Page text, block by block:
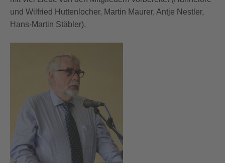
und Wilfried Huttenlocher, Martin Maurer, Antje Nestler,
Hans-Martin Stäbler).